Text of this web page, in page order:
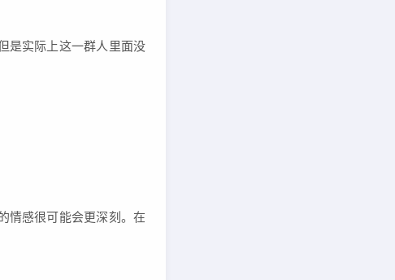
是实际上这一群人里面没
情感很可能会更深刻。在